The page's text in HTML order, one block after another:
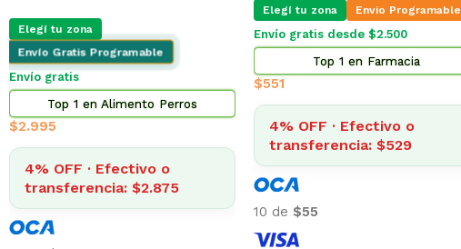
Envío gratis desde $2.500
Top 13 en Alimento Perros
$356
4% OFF · Efectivo o
transferencia: $342
10 de$36
Elegí tu zona Envio Programable
Envío gratis desde $2.500
Top 2 en Alimento Perros
$873
4% OFF · Efectivo o
transferencia: $838
10 de $87